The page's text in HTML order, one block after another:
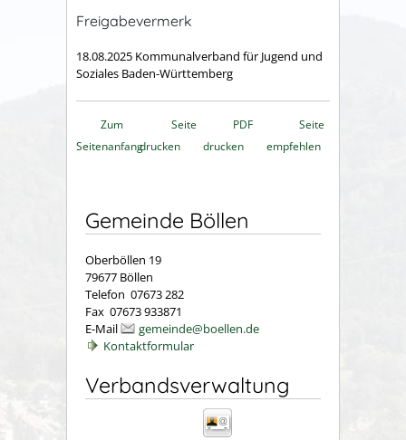
Freigabevermerk
18.08.2025 Kommunalverband für Jugend und
Soziales Baden-Württemberg
Zum
Seitenanfang
Seite
drucken
PDF
drucken
Seite
empfehlen
Gemeinde Böllen
Oberböllen 19
79677 Böllen
Telefon 07673 282
Fax 07673 933871
E-Mail
gemeinde@boellen.de
Kontaktformular
Verbandsverwaltung